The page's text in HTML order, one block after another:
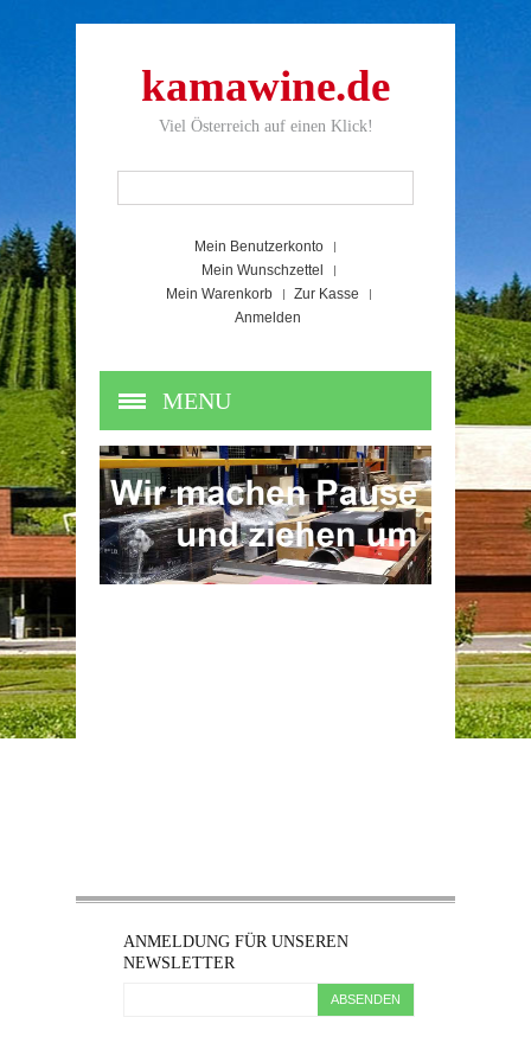
kamawine.de
Viel Österreich auf einen Klick!
Mein Benutzerkonto
Mein Wunschzettel
Mein Warenkorb
Zur Kasse
Anmelden
MENU
ANMELDUNG FÜR UNSEREN
NEWSLETTER
ABSENDEN